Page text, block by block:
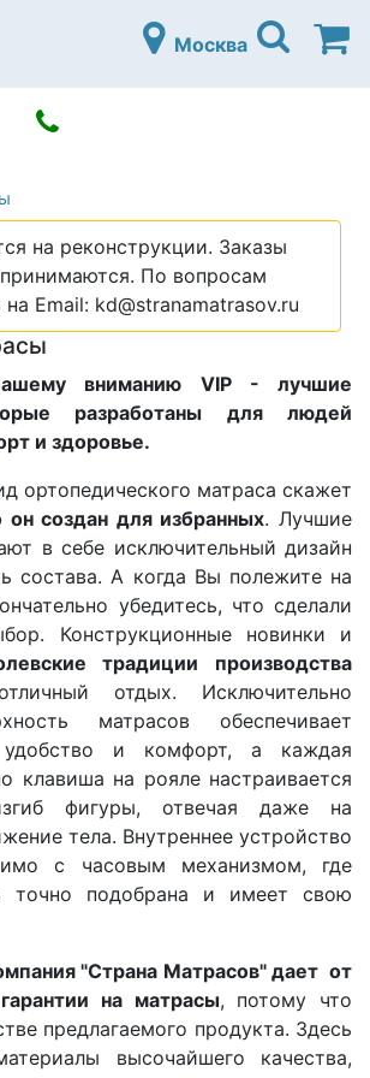
Страна матрасов
(Матрасы)
(Кровати)
(Аксессуары)
(Диваны)
(Постельное белье)
белье
(Мебель)
(Основания)
(Детские матрасы)
(Детские кровати)
(Шкафы)
городу
Москва
на реконструкции. Заказы
По вопросам
Email: kd@stranamatrasov.ru
вниманию VIP - лучшие
разработаны для людей
и здоровье.
ортопедического матраса скажет
он создан для избранных. Лучшие
в себе исключительный дизайн
состава. А когда Вы полежите на
убедитесь, что сделали
Конструкционные новинки и
традиции производства
отдых. Исключительно
матрасов обеспечивает
удобство и комфорт, а каждая
клавиша на рояле настраивается
фигуры, отвечая даже на
тела. Внутреннее устройство
с часовым механизмом, где
точно подобрана и имеет свою
"Страна Матрасов" дает от
на матраcы, потому что
предлагаемого продукта. Здесь
высочайшего качества,